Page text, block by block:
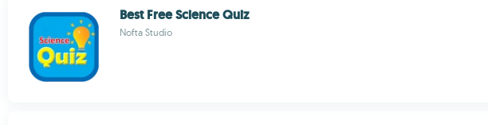
Best Free Science Quiz
Nofta Studio